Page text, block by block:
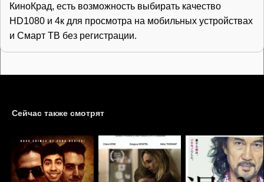
КиноКрад, есть возможность выбирать качество
HD1080 и 4к для просмотра на мобильных устройствах
и Смарт ТВ без регистрации.
Сейчас также смотрят